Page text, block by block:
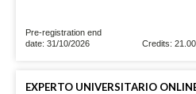
Pre-registration end
date: 31/10/2026
Credits: 21.00
EXPERTO UNIVERSITARIO